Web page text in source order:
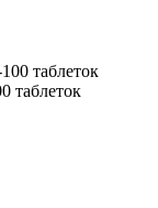
таблеток